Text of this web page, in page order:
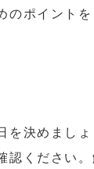
のポイント
を決めましょ
認ください